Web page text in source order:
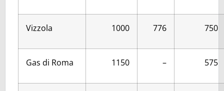
Vizzola 1000 776 750
Gas di Roma 1150 – 575